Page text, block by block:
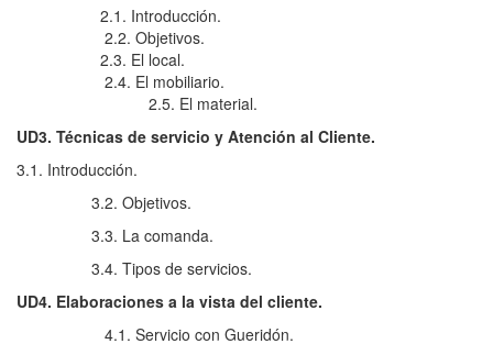
2.1. Introducción.
2.2. Objetivos.
2.3. El local.
2.4. El mobiliario.
2.5. El material.
UD3. Técnicas de servicio y Atención al Cliente.
3.1. Introducción.
3.2. Objetivos.
3.3. La comanda.
3.4. Tipos de servicios.
UD4. Elaboraciones a la vista del cliente.
4.1. Servicio con Gueridón.